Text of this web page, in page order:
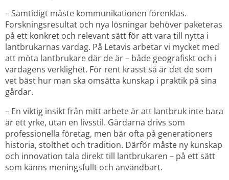
– Samtidigt måste kommunikationen förenklas.
Forskningsresultat och nya lösningar behöver paketeras
på ett konkret och relevant sätt för att vara till nytta i
lantbrukarnas vardag. På Letavis arbetar vi mycket med
att möta lantbrukare där de är – både geografiskt och i
vardagens verklighet. För rent krasst så är det de som
vet bäst hur man ska omsätta kunskap i praktik på sina
gårdar.
– En viktig insikt från mitt arbete är att lantbruk inte bara
är ett yrke, utan en livsstil. Gårdarna drivs som
professionella företag, men bär ofta på generationers
historia, stolthet och tradition. Därför måste ny kunskap
och innovation tala direkt till lantbrukaren – på ett sätt
som känns meningsfullt och användbart.